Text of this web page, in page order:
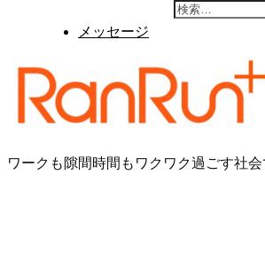
メッセージ
ワークも隙間時間もワクワク過ごす社